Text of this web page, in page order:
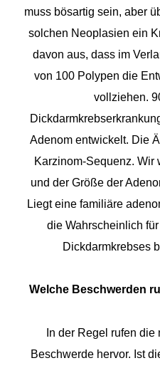
muss bösartig sein, aber
solchen Neoplasien ein
davon aus, dass im
von 100 Polypen die
vollziehen.
Adenom entwickelt. Die
Karzinom-Sequenz. Wir
und der Größe der
Liegt eine familiäre
die Wahrscheinlich
Dickdarmkrebses
Welche Beschwerden
In der Regel rufen
Beschwerde hervor. Ist